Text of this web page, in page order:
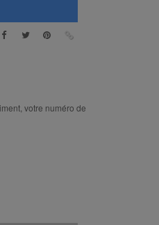
votre numéro de